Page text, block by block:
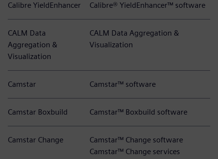
Calibre YieldEnhancer Calibre® YieldEnhancer™ software
CALM Data
Aggregation &
Visualization
CALM Data Aggregation &
Visualization
Camstar Camstar™ software
Camstar Boxbuild Camstar™ Boxbuild software
Camstar Change
Camstar™ Change software
Camstar™ Change services